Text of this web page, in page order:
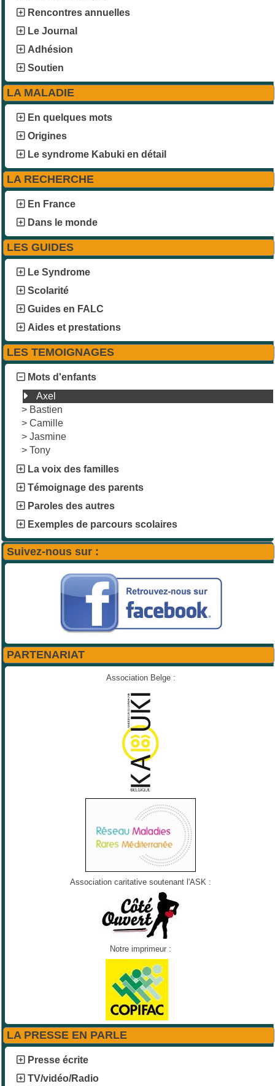
Rencontres annuelles
Le Journal
Adhésion
Soutien
LA MALADIE
En quelques mots
Origines
Le syndrome Kabuki en détail
LA RECHERCHE
En France
Dans le monde
LES GUIDES
Le Syndrome
Scolarité
Guides en FALC
Aides et prestations
LES TEMOIGNAGES
Mots d'enfants
Axel
> Bastien
> Camille
> Jasmine
> Tony
La voix des familles
Témoignage des parents
Paroles des autres
Exemples de parcours scolaires
Suivez-nous sur :
PARTENARIAT
Association Belge :
Association caritative soutenant l'ASK :
Notre imprimeur :
LA PRESSE EN PARLE
Presse écrite
TV/vidéo/Radio